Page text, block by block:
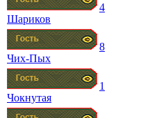
Шариков
4
Чих-Пых
8
Чокнутая
1